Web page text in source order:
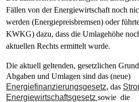
Fällen von der Energiewirtschaft noch
werden (Energiepreisbremsen) oder
KWKG) dazu, dass die Umlagehöhe
aktuellen Rechts ermittelt wurde.
Die aktuell geltenden, gesetzlichen
Abgaben und Umlagen sind das (neue)
Energiefinanzierungsgesetz, das
Energiewirtschaftsgesetz sowie die